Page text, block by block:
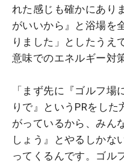
れた感じも確かにあり
がいいから』と浴場を
りました」としたうえ
意味でのエネルギー対
「まず先に『ゴルフ
りで』というPRをし
がっているから、みん
しょう』とやるしかな
ってくるんです。ゴル